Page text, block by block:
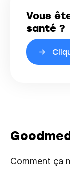
Vous
santé ?
Comment ça